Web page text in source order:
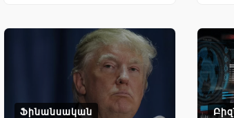
Ֆինանսական